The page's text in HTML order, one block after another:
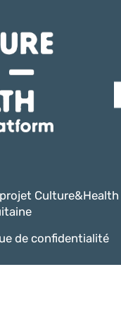
projet
de confidentialité